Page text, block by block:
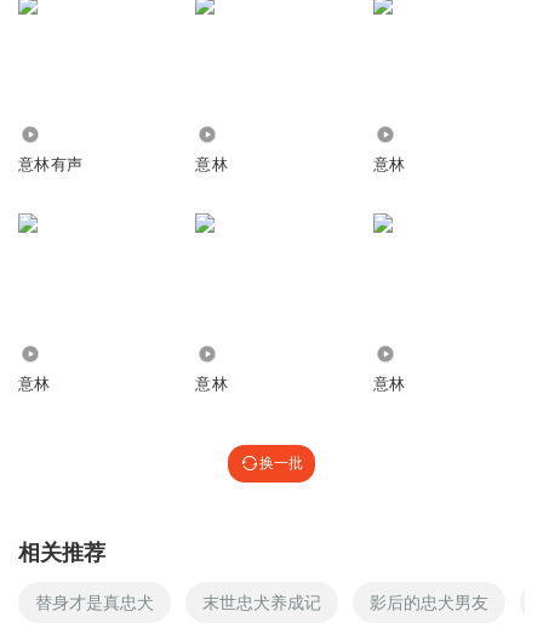
￥NHkgYCajY1Z￥
回复
意林有声 意林 意林
意林 意林 意林
换一批
相关推荐
替身才是真忠犬 末世忠犬养成记 影后的忠犬男友